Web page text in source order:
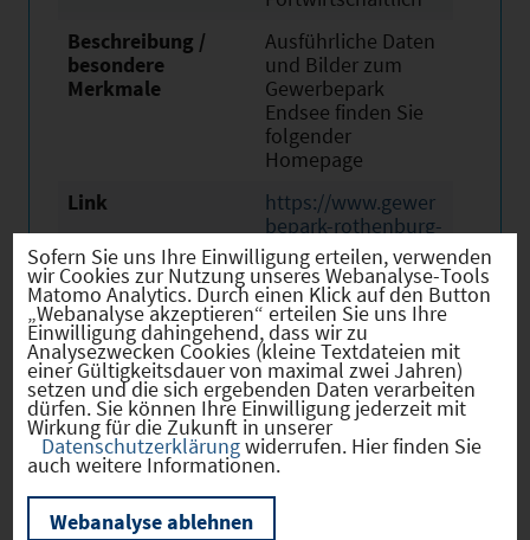
Beschreibung /
besondere
Merkmale
Ausführliche Daten
und Bilder zum
Gewerbepark
Endsee finden Sie
folgender
Homepage
Link
https://www.gewer
bepark-rothenburg-
umland.de
Verkehr
Infrastruktur
Sofern Sie uns Ihre Einwilligung erteilen, verwenden
wir Cookies zur Nutzung unseres Webanalyse-Tools
Matomo Analytics. Durch einen Klick auf den Button
„Webanalyse akzeptieren“ erteilen Sie uns Ihre
Einwilligung dahingehend, dass wir zu
Analysezwecken Cookies (kleine Textdateien mit
einer Gültigkeitsdauer von maximal zwei Jahren)
setzen und die sich ergebenden Daten verarbeiten
dürfen. Sie können Ihre Einwilligung jederzeit mit
Wirkung für die Zukunft in unserer
Datenschutzerklärungwiderrufen. Hier finden Sie
auch weitere Informationen.
Webanalyse ablehnen